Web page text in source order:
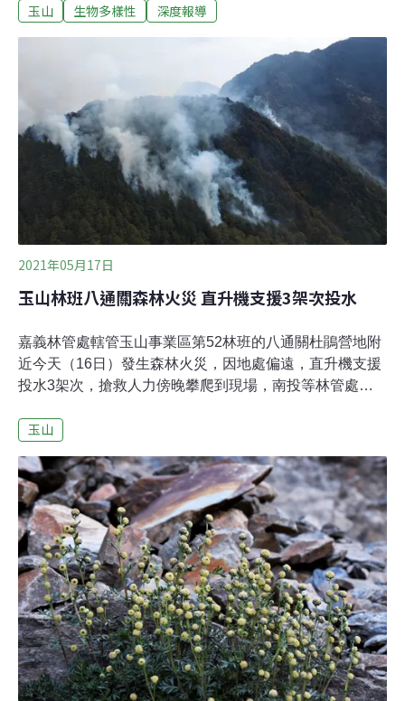
的直接、間接、有形、無形和不確定損失有哪些？學者指
本一併計算。一個小動作 引燃71公頃森林 人為添亂損及
高海拔針葉林16日早上5點一通電話，通報海拔3280公
尺、位於玉山的八通關杜鵑營地，疑似有山友踢翻爐火致
災。從此展開12天11夜不眠不休地救火行動，21日甚至出
動115人現場搶救。火情最嚴重之際，也派遣了陸航特運
補替換人員4架次、空勤黑鷹投水6架次。根據林務局新聞
稿，總計陸空動員960人次；UH-60、CH-47等直升機83
架次；投水161噸。20日一度因「被害面積」過大，而由
林務局成立緊急應變小組、副局長廖一光擔任召集人。依
據林務局「
玉山 生物多樣性 深度報導
2021年05月17日
玉山林班八通關森林火災 直升機支援3架次投水
嘉義林管處轄管玉山事業區第52林班的八通關杜鵑營地附
近今天（16日）發生森林火災，因地處偏遠，直升機支援
投水3架次，搶救人力傍晚攀爬到現場，南投等林管處明
晨5時5分接獲南投林管處轉知南投縣消防局通報八通關杜
班，行政區為南投縣信義鄉。李定忠指出，火災現場為偏
遠的中央山脈區域，大都是鐵杉、雲杉及高山杜鵑等針葉
林木，可燃燒性高，不僅搶救不易，加上近期久旱未雨，
恐會導致較大面積燃燒，明天投入大批人力，盼能及時阻
斷火勢蔓延。李定忠表示，據南投縣消防局通報，現場疑
似山友煮食不慎，引發森林火災，不過，起火原因仍需由
保七總隊調查釐清。
玉山